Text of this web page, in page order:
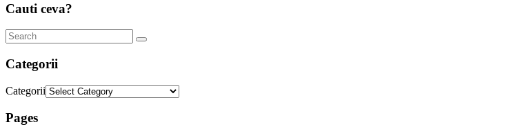
Cauti ceva?
Categorii
Categorii
Pages